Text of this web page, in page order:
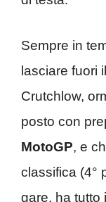
Sempre in
lasciare fuori
Crutchlow,
posto con
MotoGP, e
classifica (4°
gare, ha tutto